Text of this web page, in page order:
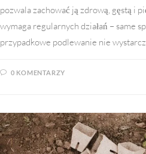
pozwala zachować ją zdrową, gęstą i
wymaga regularnych działań – same
przypadkowe podlewanie nie
0 KOMENTARZY